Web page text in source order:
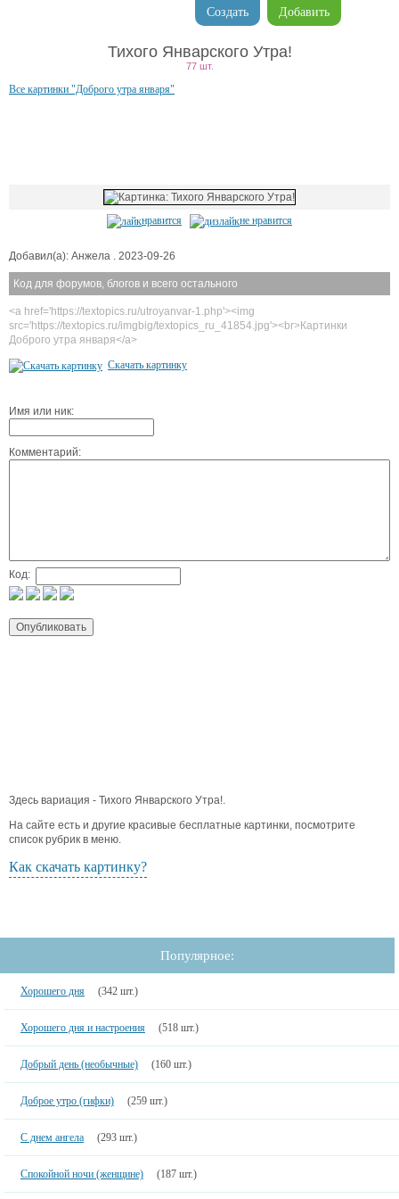
Добавить
Создать
Тихого Январского Утра!
77 шт.
Все картинки "Доброго утра января"
нравится не нравится
Добавил(а): Анжела . 2023-09-26
Код для форумов, блогов и всего остального
<a href='https://textopics.ru/utroyanvar-1.php'><img
src='https://textopics.ru/imgbig/textopics_ru_41854.jpg'><br>Картинки
Доброго утра января</a>
Скачать картинку
Имя или ник:
Комментарий:
Код:
Здесь вариация - Тихого Январского Утра!.
На сайте есть и другие красивые бесплатные картинки, посмотрите
список рубрик в меню.
Как скачать картинку?
Популярное:
Хорошего дня (342 шт.)
Хорошего дня и настроения (518 шт.)
Добрый день (необычные) (160 шт.)
Доброе утро (гифки) (259 шт.)
С днем ангела (293 шт.)
Спокойной ночи (женщине) (187 шт.)